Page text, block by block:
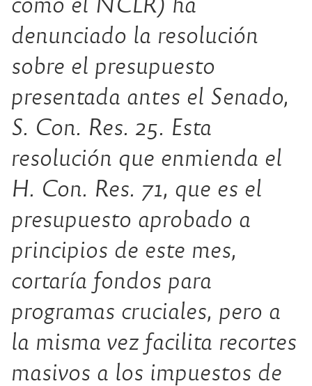
denunciado la resolución
sobre el presupuesto
presentada antes el Senado,
S. Con. Res. 25. Esta
resolución que enmienda el
H. Con. Res. 71, que es el
presupuesto aprobado a
principios de este mes,
cortaría fondos para
programas cruciales, pero a
la misma vez facilita recortes
masivos a los impuestos de